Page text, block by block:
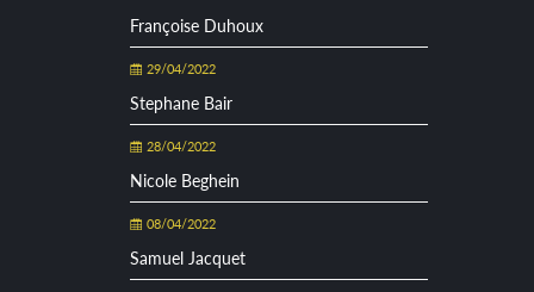
Françoise Duhoux
29/04/2022
Stephane Bair
28/04/2022
Nicole Beghein
08/04/2022
Samuel Jacquet